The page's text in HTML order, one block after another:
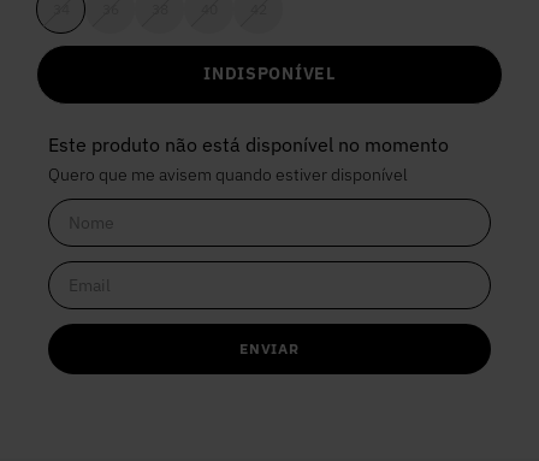
INDISPONÍVEL
Este produto não está disponível no momento
Quero que me avisem quando estiver disponível
ENVIAR